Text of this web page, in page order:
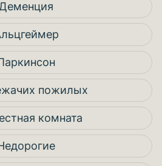
пожилых
комната